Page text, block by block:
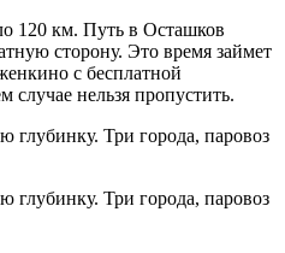
120 км. Путь в Осташков
сторону. Это время займет
с бесплатной
случае нельзя пропустить.